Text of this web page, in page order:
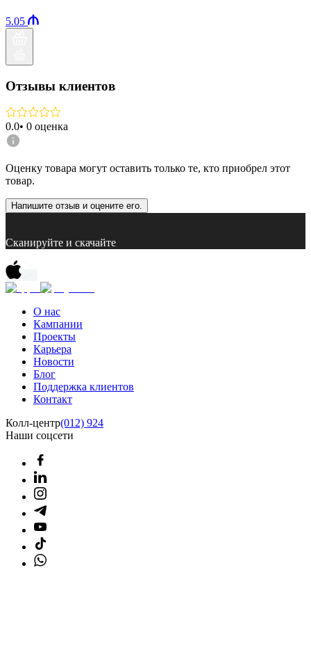
5.05
Отзывы клиентов
0.0• 0 оценка
Оценку товара могут оставить только те, кто приобрел этот
товар.
Напишите отзыв и оцените его.
Сканируйте и скачайте
О нас
Кампании
Проекты
Карьера
Новости
Блог
Поддержка клиентов
Контакт
Колл-центр(012) 924
Наши соцсети